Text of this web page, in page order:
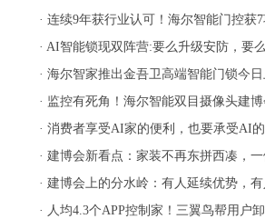
· 连续9年获行业认可！海尔智能门控获
· AI智能锁现双阵营:要么升级安防，要
口
· 海尔智家推出金吾卫高端智能门锁今
· 监控有死角！海尔智能双目摄像头建
区
· 消费者享受AI家的便利，也要承受AI
· 建博会新看点：家装不再东拼西凑，
主流
· 建博会上的分水岭：有人延续优势，
· 人均4.3个APP控制家！三翼鸟帮用户